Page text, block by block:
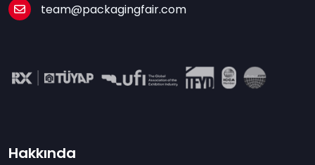
team@packagingfair.com
Hakkında